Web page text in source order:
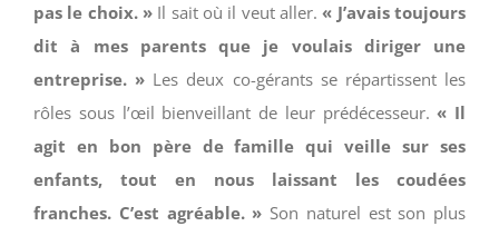
pas le choix. » Il sait où il veut aller.« J’avais toujours
dit à mes parents que je voulais diriger une
entreprise. » Les deux co-gérants se répartissent les
rôles sous l’œil bienveillant de leur prédécesseur.« Il
agit en bon père de famille qui veille sur ses
enfants, tout en nous laissant les coudées
franches. C’est agréable. » Son naturel est son plus